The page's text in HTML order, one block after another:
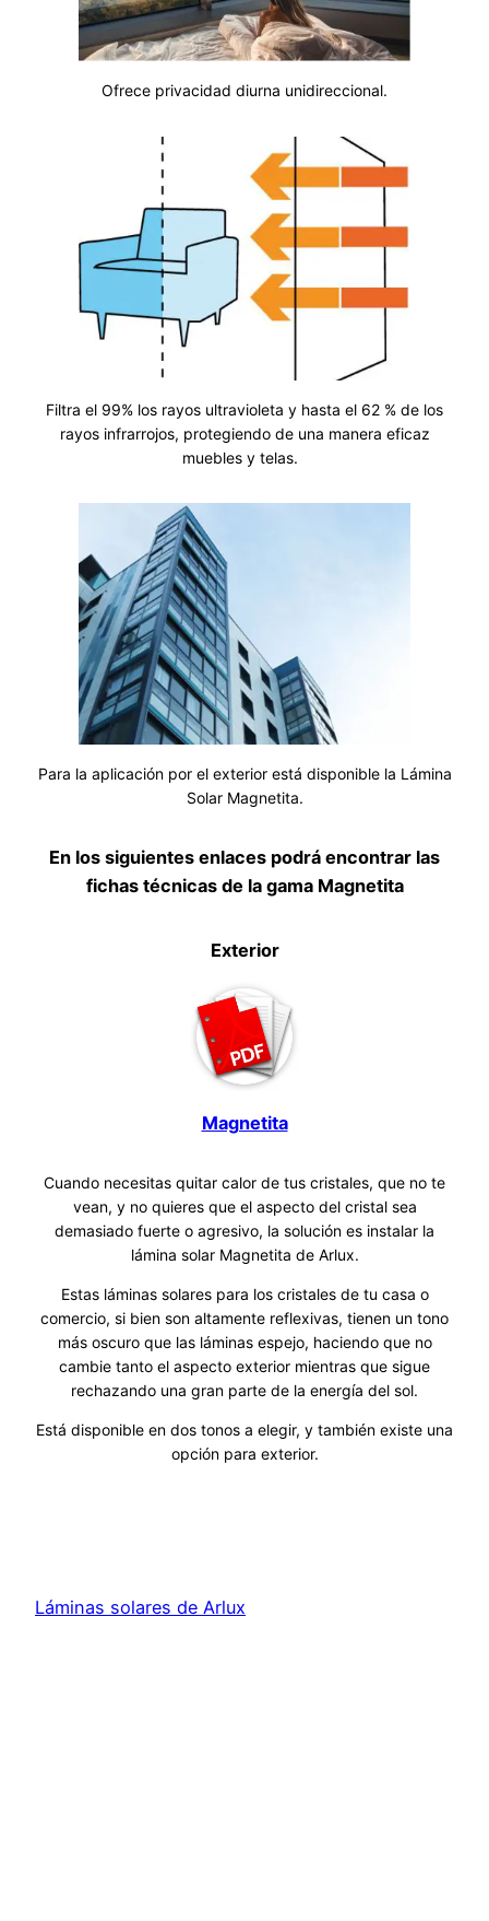
Ofrece privacidad diurna unidireccional.
Filtra el 99% los rayos ultravioleta y hasta el 62 % de los
rayos infrarrojos, protegiendo de una manera eficaz
muebles y telas.
Para la aplicación por el exterior está disponible la Lámina
Solar Magnetita.
En los siguientes enlaces podrá encontrar las
fichas técnicas de la gama Magnetita
Exterior
Magnetita
Cuando necesitas quitar calor de tus cristales, que no te
vean, y no quieres que el aspecto del cristal sea
demasiado fuerte o agresivo, la solución es instalar la
lámina solar Magnetita de Arlux.
Estas láminas solares para los cristales de tu casa o
comercio, si bien son altamente reflexivas, tienen un tono
más oscuro que las láminas espejo, haciendo que no
cambie tanto el aspecto exterior mientras que sigue
rechazando una gran parte de la energía del sol.
Está disponible en dos tonos a elegir, y también existe una
opción para exterior.
Láminas solares de Arlux